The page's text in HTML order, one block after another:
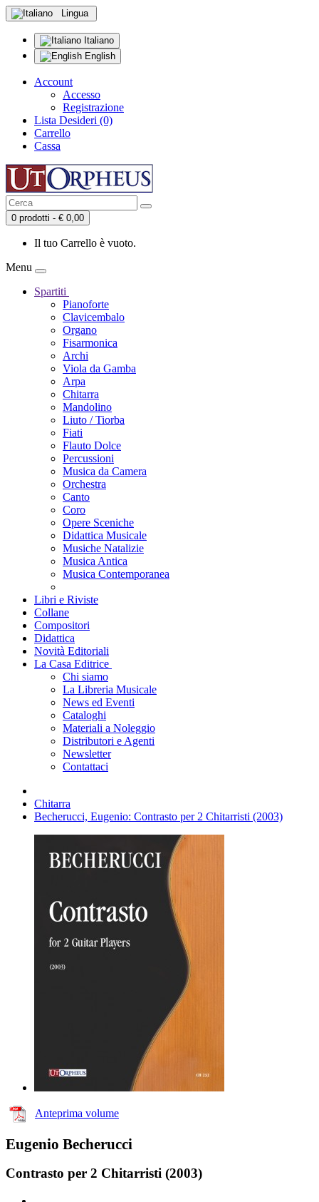
Lingua
Italiano
English
Account
Accesso
Registrazione
Lista Desideri (0)
Carrello
Cassa
0 prodotti - € 0,00
Il tuo Carrello è vuoto.
Menu
Spartiti
Pianoforte
Clavicembalo
Organo
Fisarmonica
Archi
Viola da Gamba
Arpa
Chitarra
Mandolino
Liuto / Tiorba
Fiati
Flauto Dolce
Percussioni
Musica da Camera
Orchestra
Canto
Coro
Opere Sceniche
Didattica Musicale
Musiche Natalizie
Musica Antica
Musica Contemporanea
Libri e Riviste
Collane
Compositori
Didattica
Novità Editoriali
La Casa Editrice
Chi siamo
La Libreria Musicale
News ed Eventi
Cataloghi
Materiali a Noleggio
Distributori e Agenti
Newsletter
Contattaci
Chitarra
Becherucci, Eugenio: Contrasto per 2 Chitarristi (2003)
Anteprima volume
Eugenio Becherucci
Contrasto per 2 Chitarristi (2003)